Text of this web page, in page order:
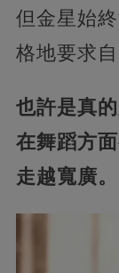
但金星始
格地要求自
也許是真
在舞蹈方
走越寬廣。